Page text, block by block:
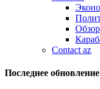
Contact az
Последнее обновление